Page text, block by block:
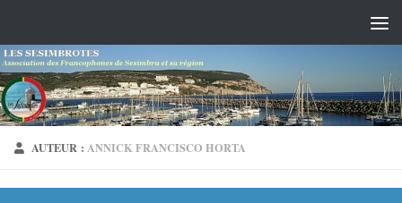
AUTEUR :ANNICK FRANCISCO HORTA